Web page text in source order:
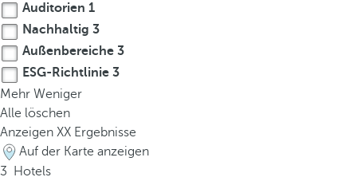
h
e
o
p
u
p
.
Auditorien 1
Nachhaltig 3
Außenbereiche 3
ESG-Richtlinie 3
Mehr Weniger
Alle löschen
Anzeigen XX Ergebnisse
Auf der Karte anzeigen
3
Hotels